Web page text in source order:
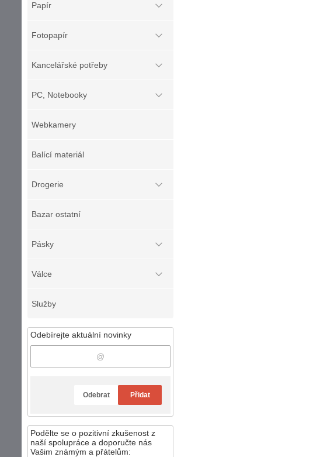
Papír
Fotopapír
Kancelářské potřeby
PC, Notebooky
Webkamery
Balící materiál
Drogerie
Bazar ostatní
Pásky
Válce
Služby
Odebírejte aktuální novinky
Odebrat Přidat
Podělte se o pozitivní zkušenost z
naší spolupráce a doporučte nás
Vašim známým a přátelům: